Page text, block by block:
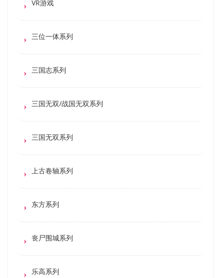
VR游戏
三位一体系列
三国志系列
三国无双/战国无双系列
三国无双系列
上古卷轴系列
东方系列
丧尸围城系列
乐高系列